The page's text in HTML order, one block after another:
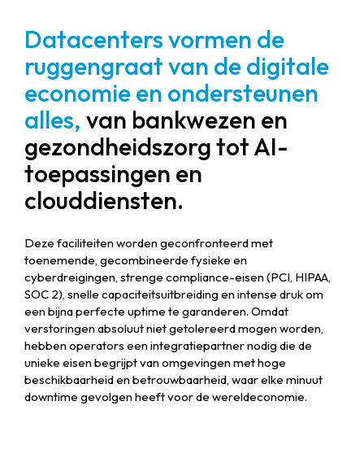
Datacenters vormen de
ruggengraat van de digitale
economie en ondersteunen
alles, van bankwezen en
gezondheidszorg tot AI-
toepassingen en
clouddiensten.
Deze faciliteiten worden geconfronteerd met
toenemende, gecombineerde fysieke en
cyberdreigingen, strenge compliance-eisen (PCI, HIPAA,
SOC 2), snelle capaciteitsuitbreiding en intense druk om
een ​​bijna perfecte uptime te garanderen. Omdat
verstoringen absoluut niet getolereerd mogen worden,
hebben operators een integratiepartner nodig die de
unieke eisen begrijpt van omgevingen met hoge
beschikbaarheid en betrouwbaarheid, waar elke minuut
downtime gevolgen heeft voor de wereldeconomie.